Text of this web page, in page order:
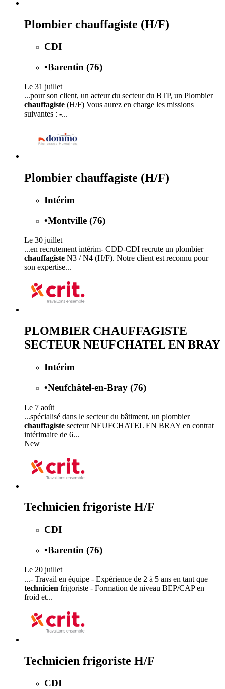
Plombier chauffagiste (H/F)
CDI
•Barentin (76)
Le 31 juillet
...pour son client, un acteur du secteur du BTP, un Plombier
chauffagiste (H/F) Vous aurez en charge les missions
suivantes : -...
Plombier chauffagiste (H/F)
Intérim
•Montville (76)
Le 30 juillet
...en recrutement intérim- CDD-CDI recrute un plombier
chauffagiste N3 / N4 (H/F). Notre client est reconnu pour
son expertise...
PLOMBIER CHAUFFAGISTE
SECTEUR NEUFCHATEL EN BRAY
Intérim
•Neufchâtel-en-Bray (76)
Le 7 août
...spécialisé dans le secteur du bâtiment, un plombier
chauffagiste secteur NEUFCHATEL EN BRAY en contrat
intérimaire de 6...
New
Technicien frigoriste H/F
CDI
•Barentin (76)
Le 20 juillet
...- Travail en équipe - Expérience de 2 à 5 ans en tant que
technicien frigoriste - Formation de niveau BEP/CAP en
froid et...
Technicien frigoriste H/F
CDI